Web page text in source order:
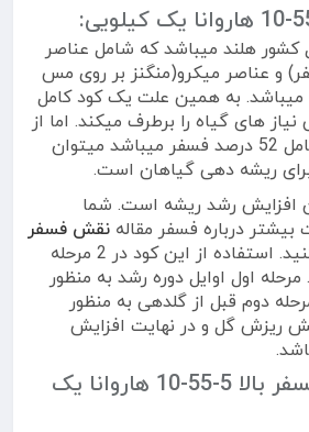
هلند میباشد که شامل عناصر
و عناصر میکرو(منگنز بر روی مس
میباشد. به همین علت یک کود کامل
های گیاه را برطرف میکند. اما از
آنجایی که این کود شامل 52 درصد فسفر میباشد میتوان
ریشه دهی گیاهان است.
افزایش رشد ریشه است. شما
بیشتر درباره فسفر مقاله نقش فسفر
را مطالعه کنید. استفاده از این کود در 2 مرحله
اول اوایل دوره رشد به منظور
دوم قبل از گلدهی به منظور
ریزش گل و در نهایت افزایش
ویژگی های کود فسفر بالا 5-55-10 هاروانا یک